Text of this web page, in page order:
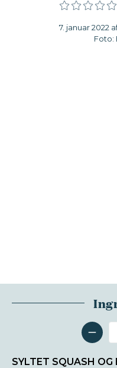
7. januar 2022
Foto:
SYLTET SQUASH OG